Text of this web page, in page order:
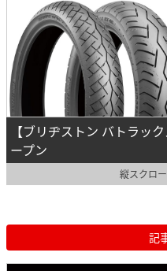
【ブリヂストン バトラッ
ープン
縦スクロ
記